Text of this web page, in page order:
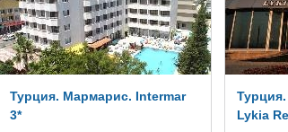
Турция. Мармарис. Intermar
3*
Lykia